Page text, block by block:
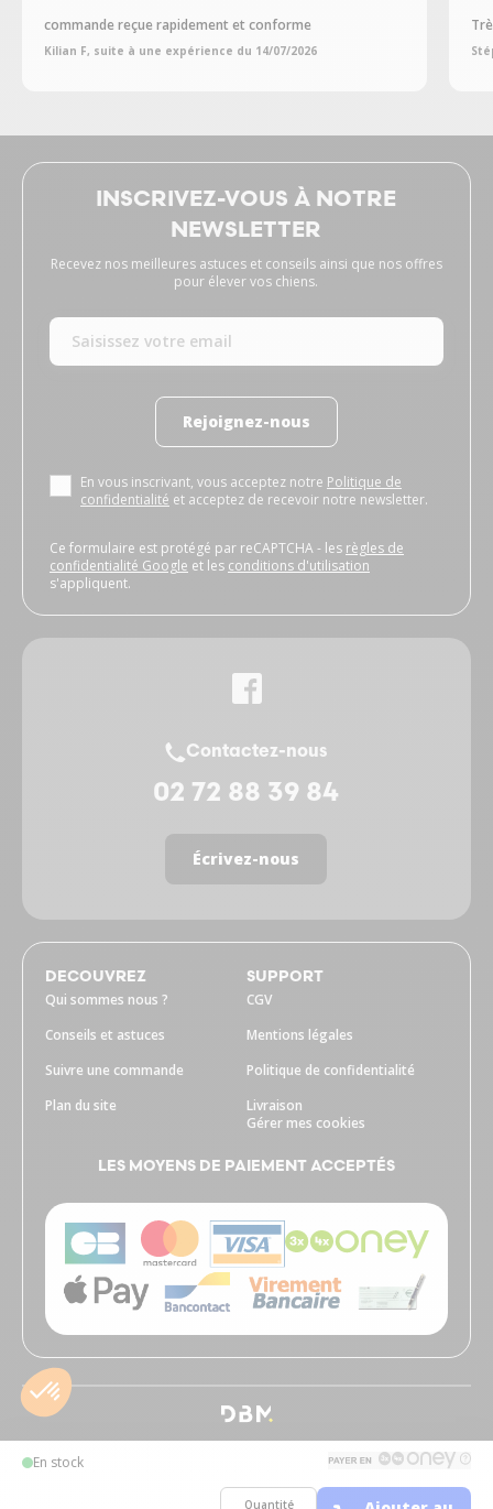
En stock
Quantité
commande reçue rapidement et conforme
Kilian F, suite à une expérience du 14/07/2026
INSCRIVEZ-VOUS À NOTRE
NEWSLETTER
Recevez nos meilleures astuces et conseils ainsi que nos offres
pour élever vos chiens.
Rejoignez-nous
En vous inscrivant, vous acceptez notre Politique de
confidentialité et acceptez de recevoir notre newsletter.
Ce formulaire est protégé par reCAPTCHA - les règles de
confidentialité Google et les conditions d'utilisation
s'appliquent.
Contactez-nous
02 72 88 39 84
Écrivez-nous
DECOUVREZ
Qui sommes nous ?
Conseils et astuces
Suivre une commande
Plan du site
SUPPORT
CGV
Mentions légales
Politique de confidentialité
Livraison
Gérer mes cookies
LES MOYENS DE PAIEMENT ACCEPTÉS